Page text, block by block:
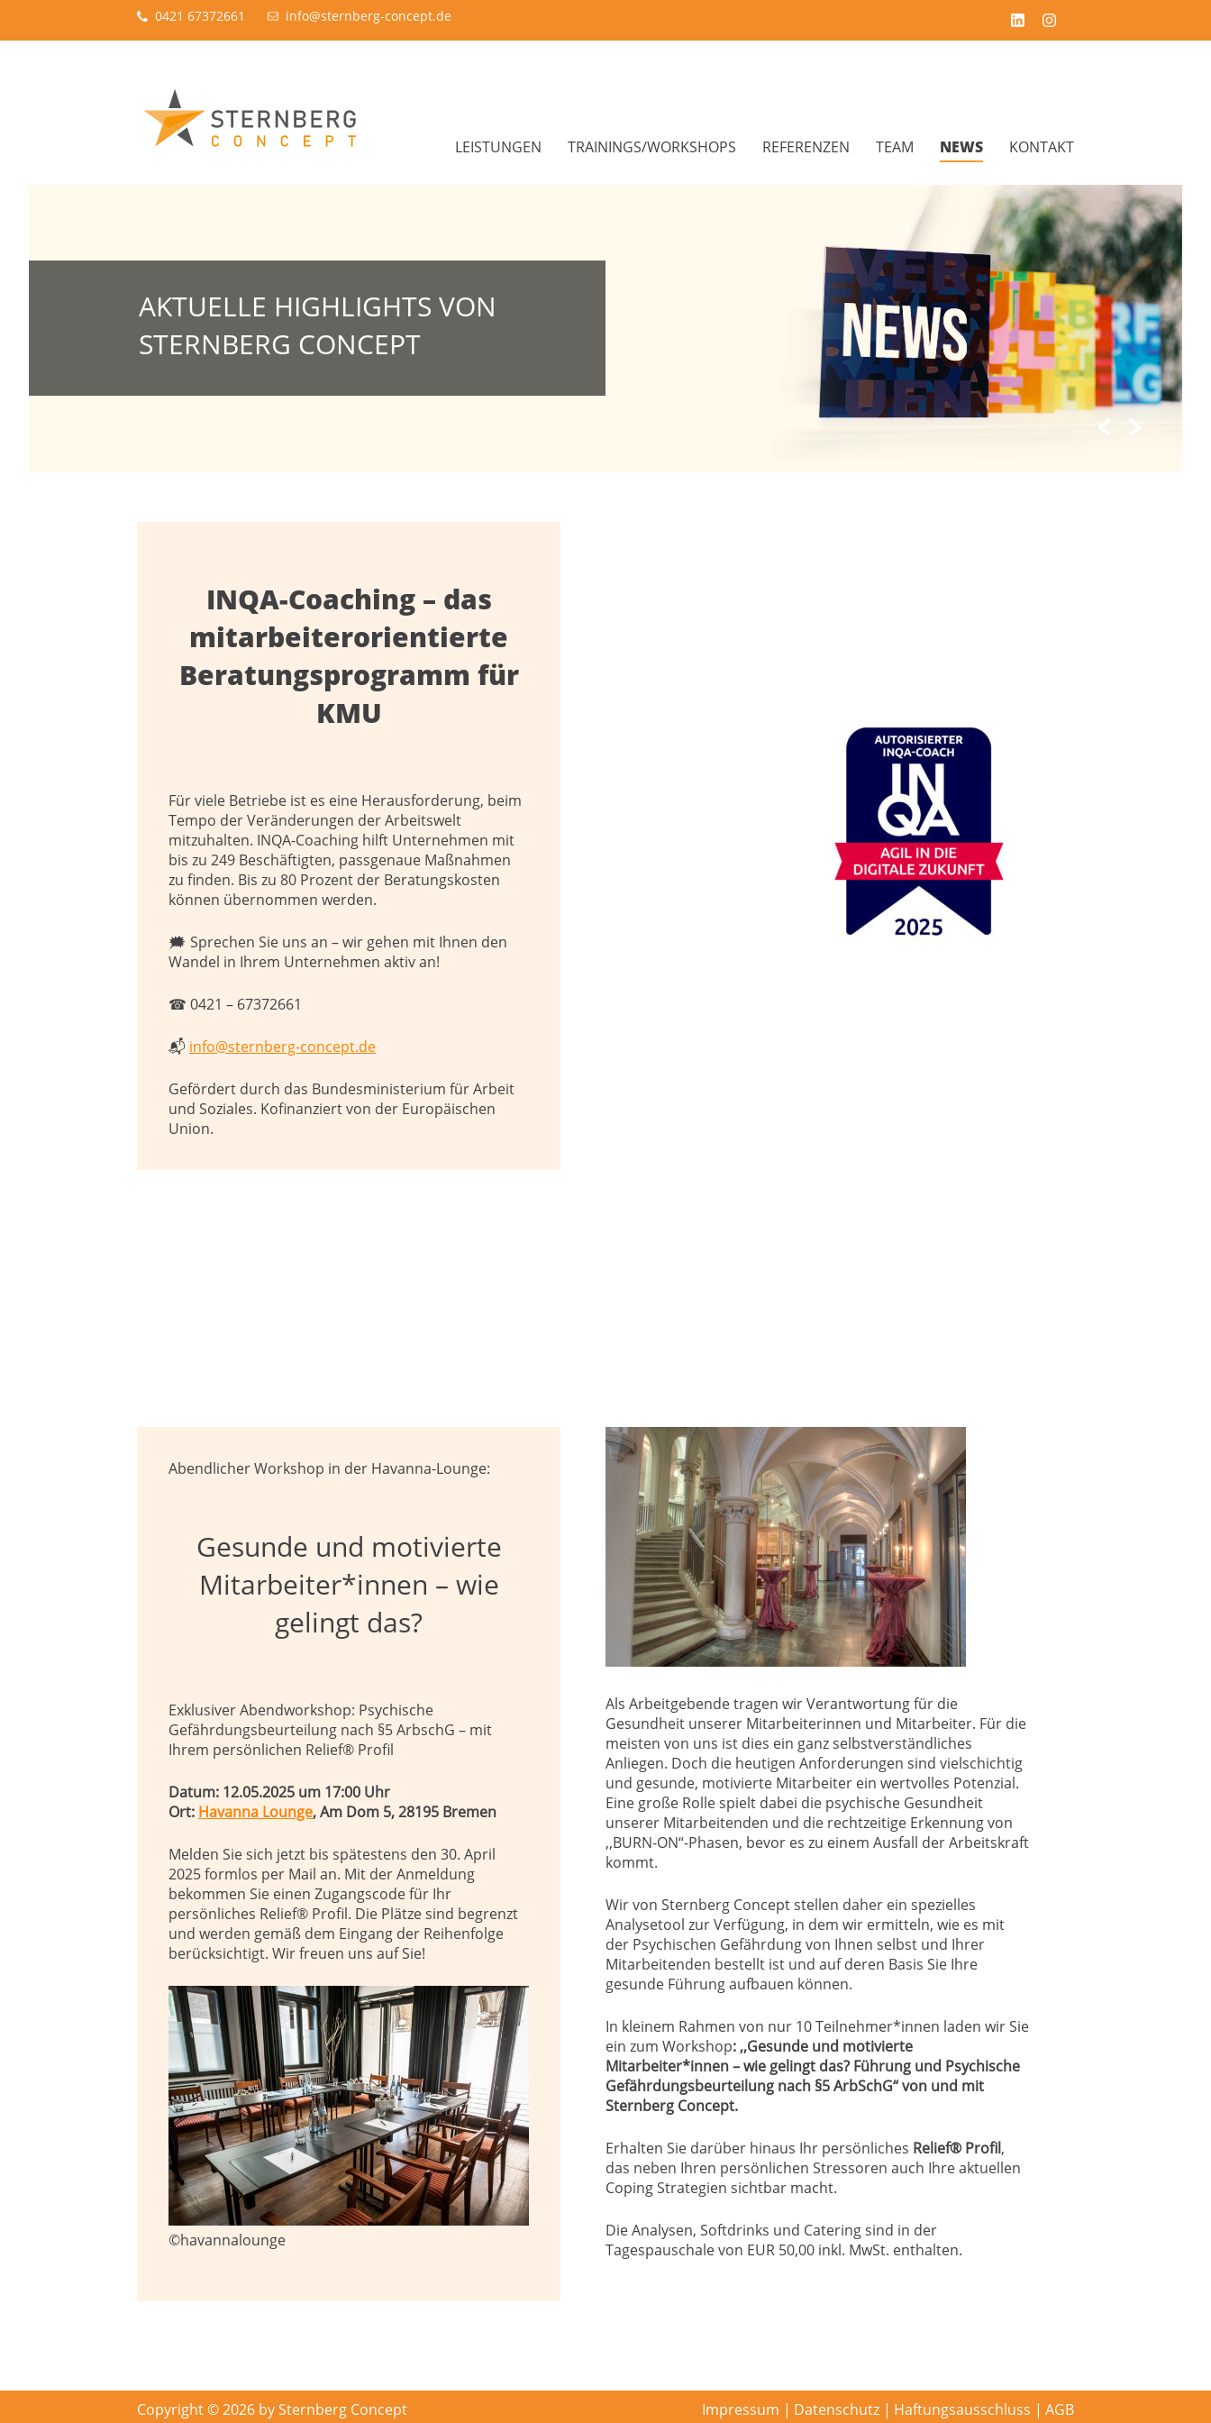
0421 67372661 info@sternberg-concept.de
LEISTUNGEN TRAININGS/WORKSHOPS REFERENZEN TEAM NEWS KONTAKT
AKTUELLE HIGHLIGHTS VON
STERNBERG CONCEPT
INQA-Coaching – das
mitarbeiterorientierte
Beratungsprogramm für
KMU
Für viele Betriebe ist es eine Herausforderung, beim
Tempo der Veränderungen der Arbeitswelt
mitzuhalten. INQA-Coaching hilft Unternehmen mit
bis zu 249 Beschäftigten, passgenaue Maßnahmen
zu finden. Bis zu 80 Prozent der Beratungskosten
können übernommen werden.
🗯 Sprechen Sie uns an – wir gehen mit Ihnen den
Wandel in Ihrem Unternehmen aktiv an!
☎ 0421 – 67372661
📬 info@sternberg-concept.de
Gefördert durch das Bundesministerium für Arbeit
und Soziales. Kofinanziert von der Europäischen
Union.
Abendlicher Workshop in der Havanna-Lounge:
Gesunde und motivierte
Mitarbeiter*innen – wie
gelingt das?
Exklusiver Abendworkshop: Psychische
Gefährdungsbeurteilung nach §5 ArbschG – mit
Ihrem persönlichen Relief® Profil
Datum: 12.05.2025 um 17:00 Uhr
Ort: Havanna Lounge, Am Dom 5, 28195 Bremen
Melden Sie sich jetzt bis spätestens den 30. April
2025formlos per Mail an. Mit der Anmeldung
bekommen Sie einen Zugangscode für Ihr
persönliches Relief® Profil. Die Plätze sind begrenzt
und werden gemäß dem Eingang der Reihenfolge
berücksichtigt. Wir freuen uns auf Sie!
©havannalounge
Als Arbeitgebende tragen wir Verantwortung für die
Gesundheit unserer Mitarbeiterinnen und Mitarbeiter. Für die
meisten von uns ist dies ein ganz selbstverständliches
Anliegen. Doch die heutigen Anforderungen sind vielschichtig
und gesunde, motivierte Mitarbeiter ein wertvolles Potenzial.
Eine große Rolle spielt dabei die psychische Gesundheit
unserer Mitarbeitenden und die rechtzeitige Erkennung von
,,BURN-ON“-Phasen, bevor es zu einem Ausfall der Arbeitskraft
kommt.
Wir von Sternberg Concept stellen daher ein spezielles
Analysetool zur Verfügung, in dem wir ermitteln, wie es mit
der Psychischen Gefährdung von Ihnen selbst und Ihrer
Mitarbeitenden bestellt ist und auf deren Basis Sie Ihre
gesunde Führung aufbauen können.
In kleinem Rahmen von nur 10 Teilnehmer*innen laden wir Sie
ein zum Workshop: ,,Gesunde und motivierte
Mitarbeiter*innen – wie gelingt das? Führung und Psychische
Gefährdungsbeurteilung nach §5 ArbSchG“ von und mit
Sternberg Concept.
Erhalten Sie darüber hinaus Ihr persönliches Relief®Profil,
das neben Ihren persönlichen Stressoren auch Ihre aktuellen
Coping Strategien sichtbar macht.
Die Analysen, Softdrinks und Catering sind in der
Tagespauschale von EUR 50,00 inkl. MwSt. enthalten.
Copyright © 2026 by Sternberg Concept Impressum Datenschutz Haftungsausschluss AGB